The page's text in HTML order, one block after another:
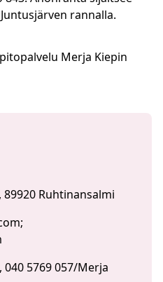
rannalla.
Merja Kiepin
Ruhtinansalmi
040 5769 057/Merja